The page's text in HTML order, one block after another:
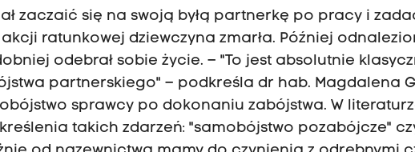
zaczaić się na swoją byłą partnerkę po pracy i
ratunkowej dziewczyna zmarła. Później
odebrał sobie życie. – "To jest absolutnie
partnerskiego" – podkreśla dr hab. Magdalena
sprawcy po dokonaniu zabójstwa. W
takich zdarzeń: "samobójstwo pozabójcze"